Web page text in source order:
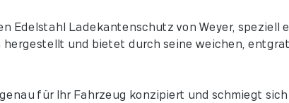
Edelstahl Ladekantenschutz von Weyer,
hergestellt und bietet durch seine weichen,
für Ihr Fahrzeug konzipiert und schmiegt